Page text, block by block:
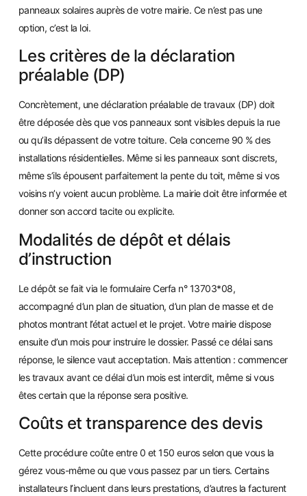
panneaux solaires auprès de votre mairie. Ce n’est pas une
option, c’est la loi.
Les critères de la déclaration
préalable (DP)
Concrètement, une déclaration préalable de travaux (DP) doit
être déposée dès que vos panneaux sont visibles depuis la rue
ou qu’ils dépassent de votre toiture. Cela concerne 90 % des
installations résidentielles. Même si les panneaux sont discrets,
même s’ils épousent parfaitement la pente du toit, même si vos
voisins n’y voient aucun problème. La mairie doit être informée et
donner son accord tacite ou explicite.
Modalités de dépôt et délais
d’instruction
Le dépôt se fait via le formulaire Cerfa n° 13703*08,
accompagné d’un plan de situation, d’un plan de masse et de
photos montrant l’état actuel et le projet. Votre mairie dispose
ensuite d’un mois pour instruire le dossier. Passé ce délai sans
réponse, le silence vaut acceptation. Mais attention : commencer
les travaux avant ce délai d’un mois est interdit, même si vous
êtes certain que la réponse sera positive.
Coûts et transparence des devis
Cette procédure coûte entre 0 et 150 euros selon que vous la
gérez vous-même ou que vous passez par un tiers. Certains
installateurs l’incluent dans leurs prestations, d’autres la facturent